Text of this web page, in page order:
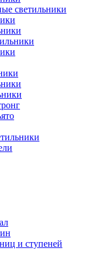
светильники
и ступеней